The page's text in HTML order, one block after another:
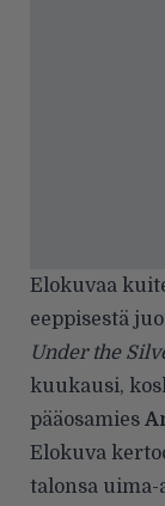
Elokuvaa
eeppisestä
Under the
kuukausi,
pääosamies
Elokuva
talonsa